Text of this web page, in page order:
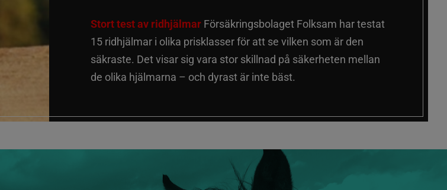
Stort test av ridhjälmar Försäkringsbolaget Folksam har testat
15 ridhjälmar i olika prisklasser för att se vilken som är den
säkraste. Det visar sig vara stor skillnad på säkerheten mellan
de olika hjälmarna – och dyrast är inte bäst.